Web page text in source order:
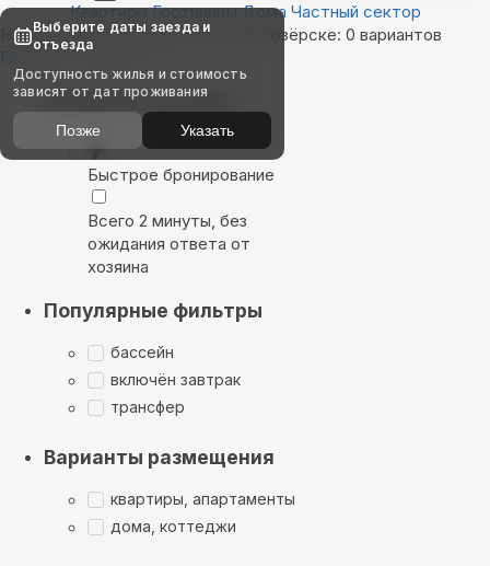
Квартиры Гостиницы Дома Частный сектор
Найдём, где остановиться в Белоозёрске: 0 вариантов
Показать на карте
Выбирайте лучшее
Быстрое бронирование
Всего 2 минуты, без
ожидания ответа от
хозяина
Популярные фильтры
бассейн
включён завтрак
трансфер
Варианты размещения
квартиры, апартаменты
дома, коттеджи
Выберите даты заезда и
отъезда
Доступность жилья и стоимость
зависят от дат проживания
Позже Указать